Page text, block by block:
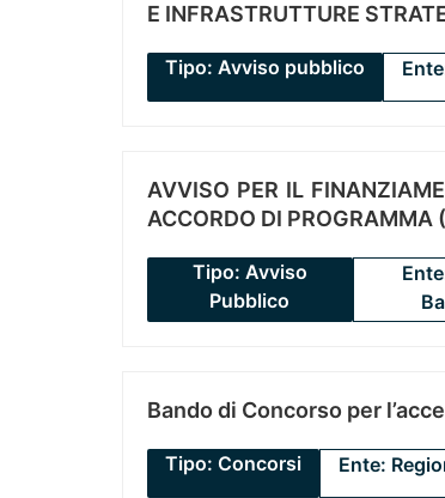
E INFRASTRUTTURE
Tipo: Avviso pubblico
AVVISO PER IL
ACCORDO DI
Tipo: Avviso
Pubblico
Bando di Concorso per
Tipo: Concorsi Ente: